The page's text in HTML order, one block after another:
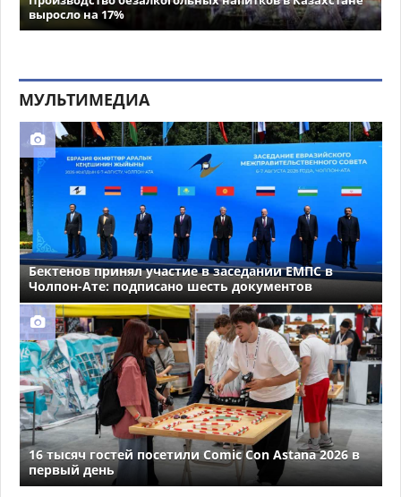
выросло на 17%
МУЛЬТИМЕДИА
Бектенов принял участие в заседании ЕМПС в
Чолпон-Ате: подписано шесть документов
16 тысяч гостей посетили Comic Con Astana 2026 в
первый день